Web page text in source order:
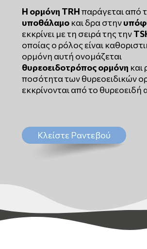
Η ορμόνη TRHπαράγεται από
υποθάλαμοκαι δρα στην
εκκρίνει με τη σειρά της την
οποίας ο ρόλος είναι
ορμόνη αυτή ονομάζεται
θυρεοειδοτρόπος ορμόνη και
ποσότητα των θυρεοειδικών
εκκρίνονται από το θυρεοειδή
Κλείστε Ραντεβού